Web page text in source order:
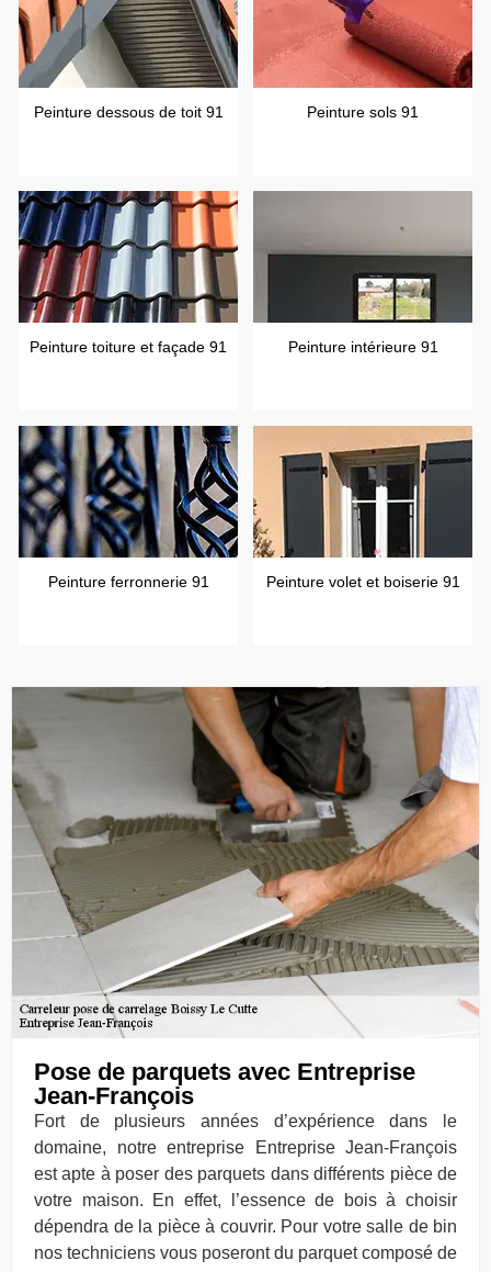
Peinture dessous de toit 91 Peinture sols 91
Peinture toiture et façade 91 Peinture intérieure 91
Peinture ferronnerie 91 Peinture volet et boiserie 91
Pose de parquets avec Entreprise
Jean-François
Fort de plusieurs années d’expérience dans le
domaine, notre entreprise Entreprise Jean-François
est apte à poser des parquets dans différents pièce de
votre maison. En effet, l’essence de bois à choisir
dépendra de la pièce à couvrir. Pour votre salle de bin
nos techniciens vous poseront du parquet composé de